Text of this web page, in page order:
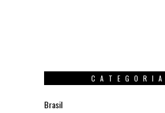
Brasil